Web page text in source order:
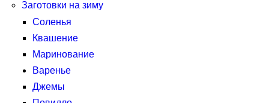
Заготовки на зиму
Соленья
Квашение
Маринование
Варенье
Джемы